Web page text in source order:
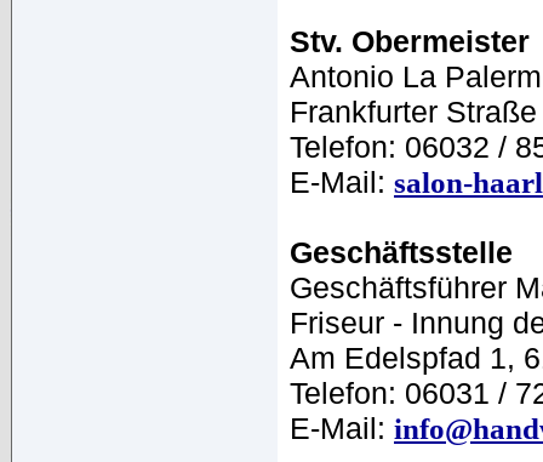
Stv. Obermeister
Antonio La
Frankfurter
Telefon: 06032 /
E-Mail: salon-
Geschäftsstelle
Geschäftsführer
Friseur - Innung
Am Edelspfad 1,
Telefon: 06031 /
E-Mail: